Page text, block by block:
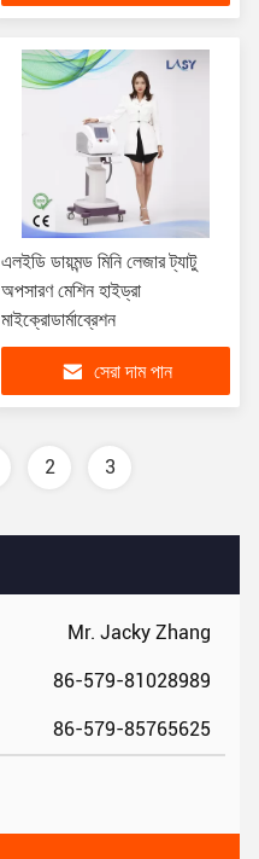
Mr. Jacky Zhang
86-579-81028989
86-579-85765625
এলইডি ডায়মন্ড মিনি লেজার ট্যাটু
অপসারণ মেশিন হাইড্রা
মাইক্রোডার্মাব্রেশন
সেরা দাম পান
2 3